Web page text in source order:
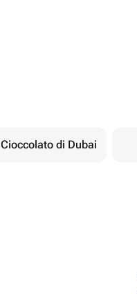
Cioccolato di Dubai